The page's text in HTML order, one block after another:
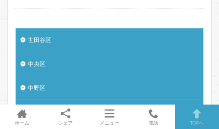
世田谷区
中央区
中野区
ホーム シェア メニュー 電話 TOPへ